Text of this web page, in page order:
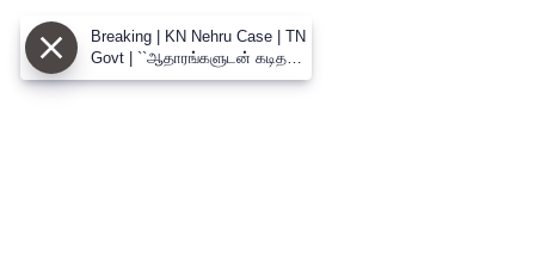
Breaking | KN Nehru Case | TN
Govt | ``ஆதாரங்களுடன் கடிதம்
எழுதியும் பாதுகாத்தது திமுக